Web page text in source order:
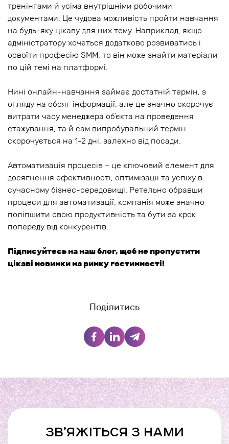
тренінгами й усіма внутрішніми робочими
документами. Це чудова можливість пройти навчання
на будь-яку цікаву для них тему. Наприклад, якщо
адміністратору хочеться додатково розвиватись і
освоїти професію SMM, то він може знайти матеріали
по цій темі на платформі.
Нині онлайн-навчання займає достатній термін, з
огляду на обсяг інформації, але це значно скорочує
витрати часу менеджера об’єкта на проведення
стажування, та й сам випробувальний термін
скорочується на 1-2 дні, залежно від посади.
Автоматизація процесів – це ключовий елемент для
досягнення ефективності, оптимізації та успіху в
сучасному бізнес-середовищі. Ретельно обравши
процеси для автоматизації, компанія може значно
поліпшити свою продуктивність та бути за крок
попереду від конкурентів.
Підписуйтесь на наш блог, щоб не пропустити
цікаві новинки на ринку гостинності!
Поділитись
ЗВ’ЯЖІТЬСЯ З НАМИ